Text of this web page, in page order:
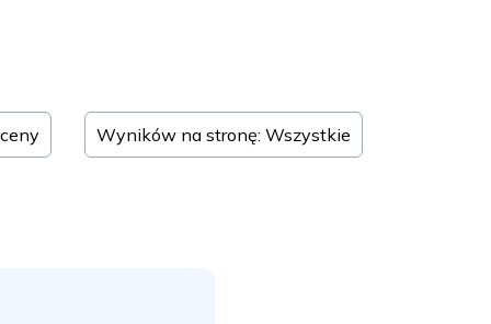
Wyników na stronę: Wszystkie